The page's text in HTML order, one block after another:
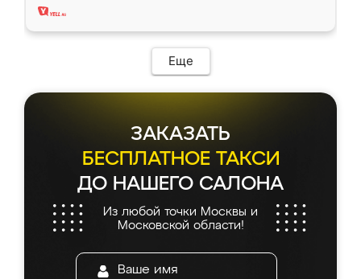
Еще
ЗАКАЗАТЬ
БЕСПЛАТНОЕ ТАКСИ
ДО НАШЕГО САЛОНА
Из любой точки Москвы и
Московской области!